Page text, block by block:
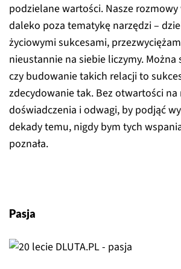
podzielane wartości. Nasze rozmowy
daleko poza tematykę narzędzi –
życiowymi sukcesami,
nieustannie na siebie liczymy. Można
czy budowanie takich relacji to
zdecydowanie tak. Bez otwartości na
doświadczenia i odwagi, by podjąć
dekady temu, nigdy bym tych
poznała.
Pasja